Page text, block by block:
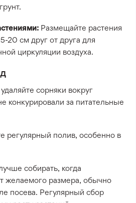
Размещайте растения
20 см друг от друга для
циркуляции воздуха.
сорняки вокруг
конкурировали за питательные
регулярный полив, особенно в
собирать, когда
желаемого размера, обычно
посева. Регулярный сбор